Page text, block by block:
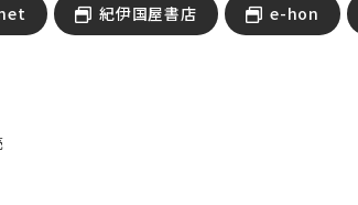
紀伊国屋書店 e-hon